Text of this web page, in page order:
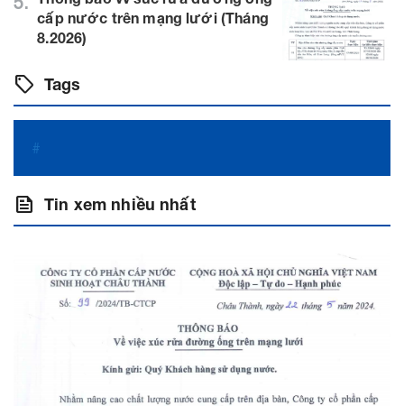
cấp nước trên mạng lưới (Tháng
8.2026)
sell Tags
#
feed Tin xem nhiều nhất